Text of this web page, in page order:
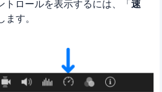
トロールを表示するには、「速
す。